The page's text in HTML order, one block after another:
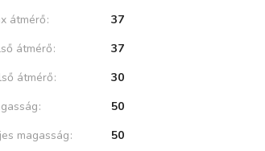
átmérő
37
átmérő
37
átmérő
30
50
magasság
50